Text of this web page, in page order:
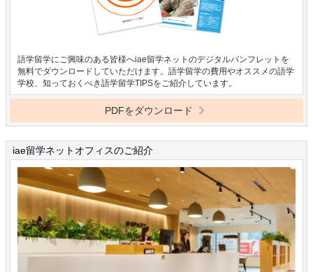
語学留学にご興味のある皆様へiae留学ネットのデジタルパンフレットを
無料でダウンロードしていただけます。語学留学の費用やオススメの語学
学校、知っておくべき語学留学TIPSをご紹介しています。
PDFをダウンロード
iae留学ネットオフィスのご紹介